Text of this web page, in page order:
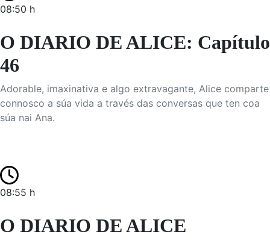
08:50 h
O DIARIO DE ALICE: Capítulo
46
Adorable, imaxinativa e algo extravagante, Alice comparte
connosco a súa vida a través das conversas que ten coa
súa nai Ana.
08:55 h
O DIARIO DE ALICE